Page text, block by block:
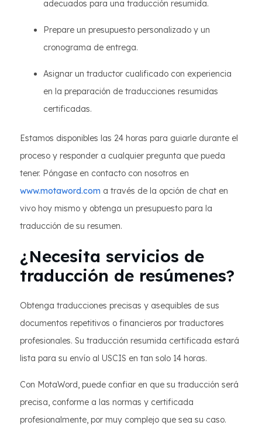
adecuados para una traducción resumida.
Prepare un presupuesto personalizado y un
cronograma de entrega.
Asignar un traductor cualificado con experiencia
en la preparación de traducciones resumidas
certificadas.
Estamos disponibles las 24 horas para guiarle durante el
proceso y responder a cualquier pregunta que pueda
tener. Póngase en contacto con nosotros en
www.motaword.com a través de la opción de chat en
vivo hoy mismo y obtenga un presupuesto para la
traducción de su resumen.
¿Necesita servicios de
traducción de resúmenes?
Obtenga traducciones precisas y asequibles de sus
documentos repetitivos o financieros por traductores
profesionales. Su traducción resumida certificada estará
lista para su envío al USCIS en tan solo 14 horas.
Con MotaWord, puede confiar en que su traducción será
precisa, conforme a las normas y certificada
profesionalmente, por muy complejo que sea su caso.